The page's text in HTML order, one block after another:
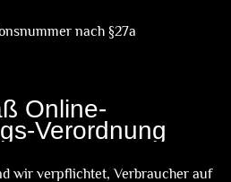
nach §27a
Online-
Verordnung
wir verpflichtet, Verbraucher auf